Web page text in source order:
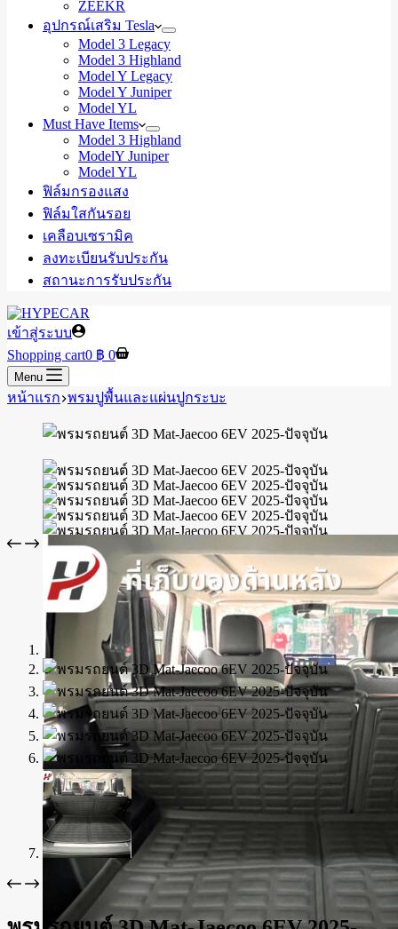
ZEEKR
อุปกรณ์เสริม Tesla
Model 3 Legacy
Model 3 Highland
Model Y Legacy
Model Y Juniper
Model YL
Must Have Items
Model 3 Highland
ModelY Juniper
Model YL
ฟิล์มกรองแสง
ฟิล์มใสกันรอย
เคลือบเซรามิค
ลงทะเบียนรับประกัน
สถานะการรับประกัน
เข้าสู่ระบบ
Shopping cart0 ฿ 0
Menu
หน้าแรก พรมปูพื้นและแผ่นปูกระบะ